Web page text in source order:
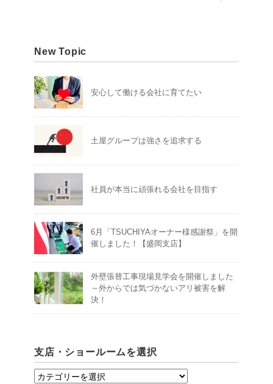
New Topic
安心して働ける会社に育てたい
土屋グループは強さを追求する
社員が本当に頑張れる会社を目指す
6月「TSUCHIYAオーナー様感謝祭」を開
催しました！【盛岡支店】
外壁張替工事現場見学会を開催しました
～外からでは気づかないアリ被害を解
決！
支店・ショールームを選択
支